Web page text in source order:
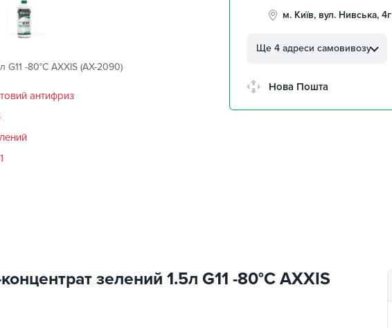
-80°C AXXIS (AX-2090)
антифриз
м. Київ, вул. Нивська, 4г
Автолюбителів, 8а
26
Ще 4 адреси самовивозу
Нова Пошта
зелений 1.5л G11 -80°C AXXIS